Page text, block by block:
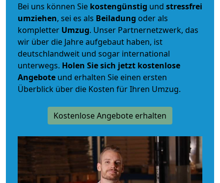
Bei uns können Sie kostengünstig und stressfrei
umziehen, sei es als Beiladung oder als
kompletter Umzug. Unser Partnernetzwerk, das
wir über die Jahre aufgebaut haben, ist
deutschlandweit und sogar international
unterwegs. Holen Sie sich jetzt kostenlose
Angebote und erhalten Sie einen ersten
Überblick über die Kosten für Ihren Umzug.
Kostenlose Angebote erhalten